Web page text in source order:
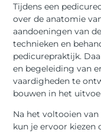
Tijdens een
over de anatomie
aandoeningen van
technieken en
pedicurepraktijk.
en begeleiding van
vaardigheden te
bouwen in het
Na het voltooien
kun je ervoor kiezen